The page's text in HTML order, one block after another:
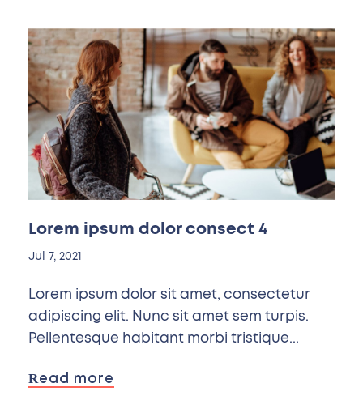
Lorem ipsum dolor consect 4
Jul 7, 2021
Lorem ipsum dolor sit amet, consectetur
adipiscing elit. Nunc sit amet sem turpis.
Pellentesque habitant morbi tristique...
Read more